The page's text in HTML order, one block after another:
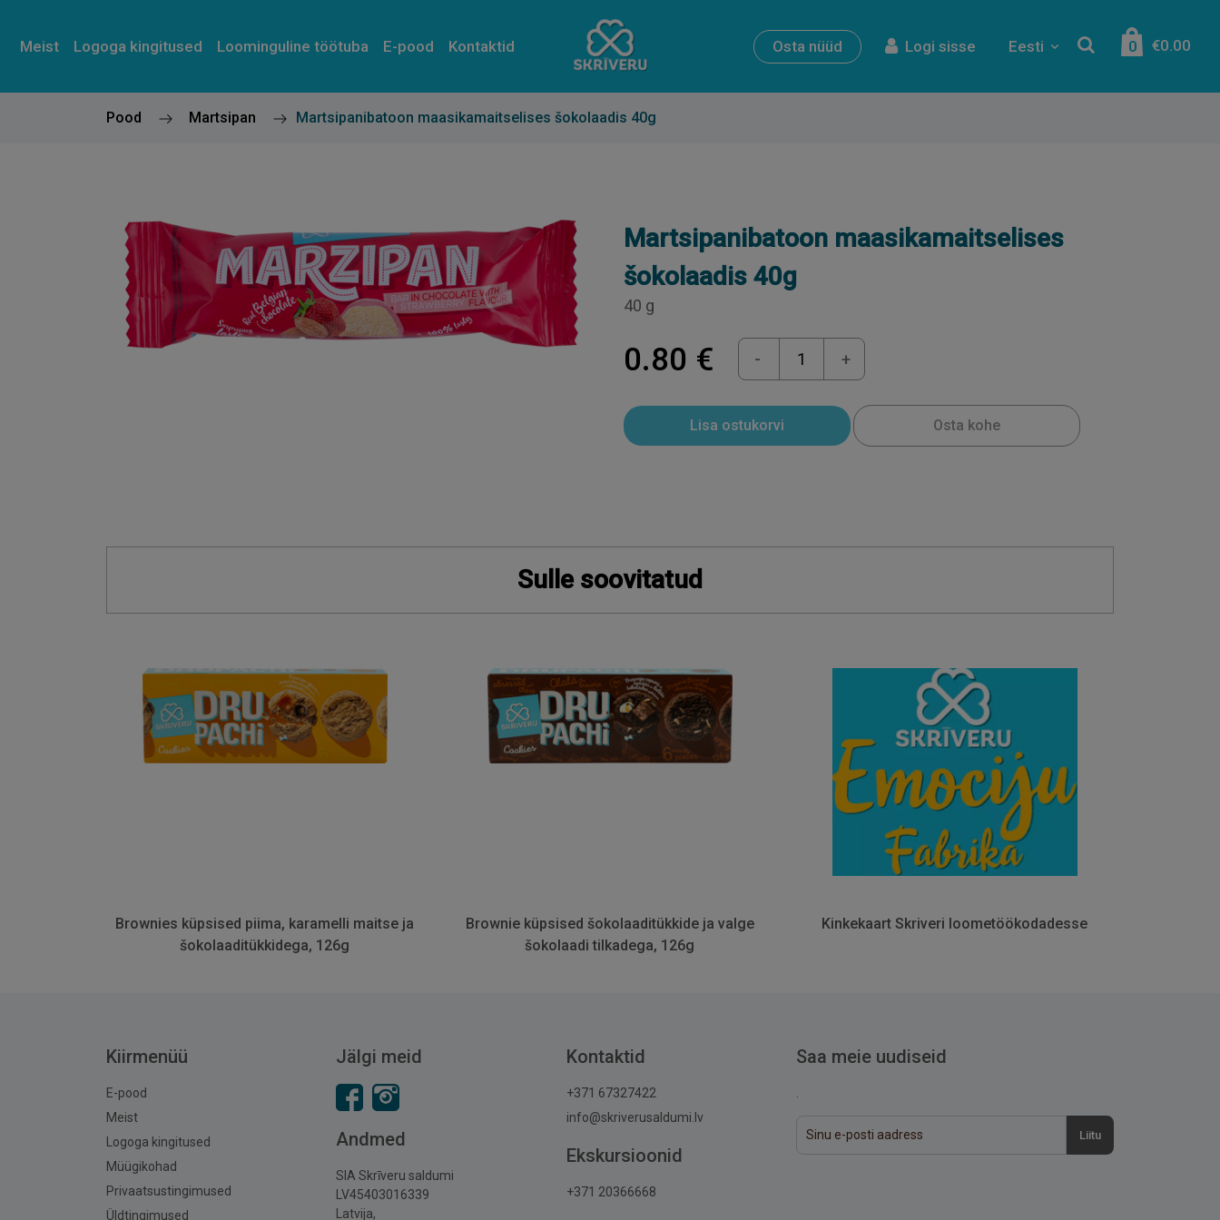
Meist Logoga kingitused Loominguline töötuba E-pood Kontaktid 0 €0.00
Eesti
Logi sisse
Osta nüüd
Pood Martsipan Martsipanibatoon maasikamaitselises šokolaadis 40g
Martsipanibatoon maasikamaitselises
šokolaadis 40g
40 g
0.80 € - +
Lisa ostukorvi Osta kohe
Sulle soovitatud
Brownies küpsised piima, karamelli maitse ja
šokolaaditükkidega, 126g
Brownie küpsised šokolaaditükkide ja valge
šokolaadi tilkadega, 126g
Kinkekaart Skriveri loometöökodadesse
Kiirmenüü
E-pood
Meist
Logoga kingitused
Müügikohad
Privaatsustingimused
Üldtingimused
Jälgi meid
Andmed
SIA Skrīveru saldumi
LV45403016339
Latvija,
Kontaktid
+371 67327422
info@skriverusaldumi.lv
Ekskursioonid
+371 20366668
Saa meie uudiseid
Liitu